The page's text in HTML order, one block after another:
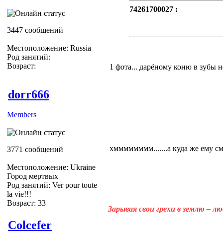
3447 сообщений
Местоположение: Russia
Род занятий:
Возраст:
74261700027 :
1 фота... дарёному коню в зубы
dorr666
Members
3771 сообщений
Местоположение: Ukraine
Город мертвых
Род занятий: Ver pour toute
la vie!!!
Возраст: 33
хмммммммм.......а куда же ему
Зарывая свои грехи в землю –
Colcefer